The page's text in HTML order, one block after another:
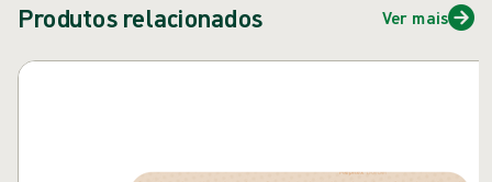
Produtos relacionados Ver mais